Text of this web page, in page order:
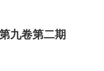
九卷第二期